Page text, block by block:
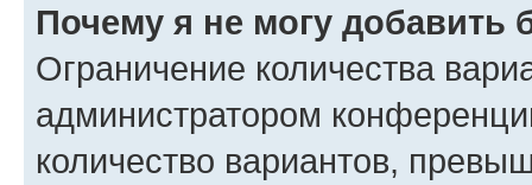
Почему я не могу добавить
Ограничение количества
администратором
количество вариантов,